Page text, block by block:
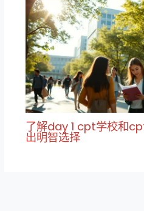
了解day 1 cpt学校和
出明智选择